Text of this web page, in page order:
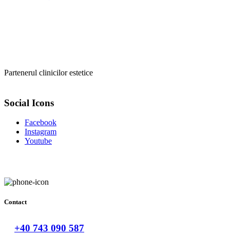
Partenerul clinicilor estetice
Social Icons
Facebook
Instagram
Youtube
Contact
+40 743 090 587